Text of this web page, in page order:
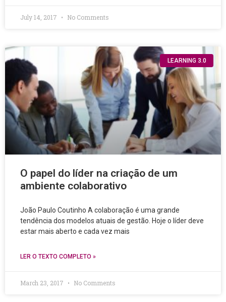
July 14, 2017 No Comments
LEARNING 3.0
O papel do líder na criação de um
ambiente colaborativo
João Paulo Coutinho A colaboração é uma grande
tendência dos modelos atuais de gestão. Hoje o líder deve
estar mais aberto e cada vez mais
LER O TEXTO COMPLETO »
March 23, 2017 No Comments